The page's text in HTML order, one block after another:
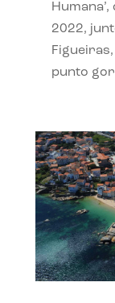
2022,
punto